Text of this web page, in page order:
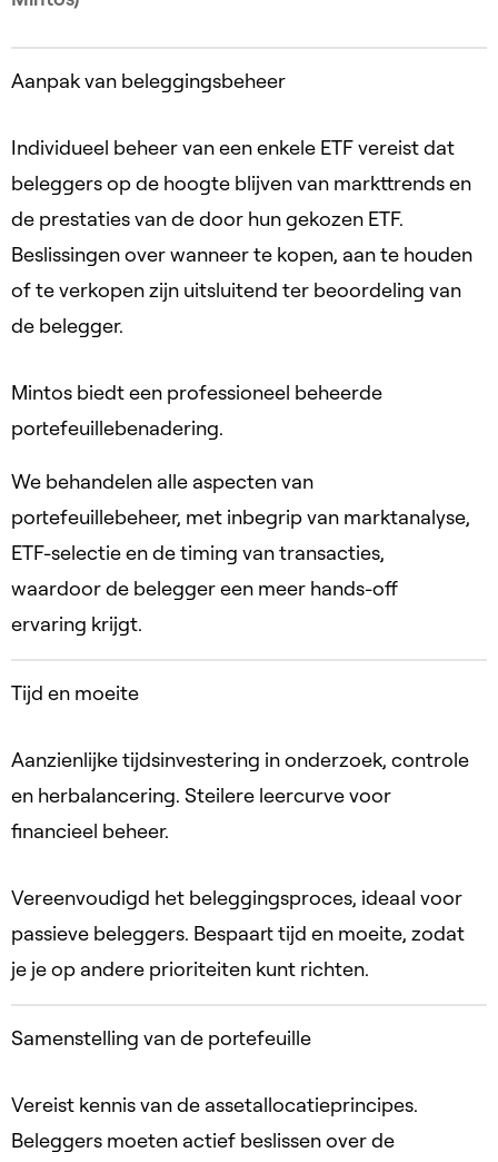
Aanpak van beleggingsbeheer
Individueel beheer van een enkele ETF vereist dat
beleggers op de hoogte blijven van markttrends en
de prestaties van de door hun gekozen ETF.
Beslissingen over wanneer te kopen, aan te houden
of te verkopen zijn uitsluitend ter beoordeling van
de belegger.
Mintos biedt een professioneel beheerde
portefeuillebenadering.
We behandelen alle aspecten van
portefeuillebeheer, met inbegrip van marktanalyse,
ETF-selectie en de timing van transacties,
waardoor de belegger een meer hands-off
ervaring krijgt.
Tijd en moeite
Aanzienlijke tijdsinvestering in onderzoek, controle
en herbalancering. Steilere leercurve voor
financieel beheer.
Vereenvoudigd het beleggingsproces, ideaal voor
passieve beleggers. Bespaart tijd en moeite, zodat
je je op andere prioriteiten kunt richten.
Samenstelling van de portefeuille
Vereist kennis van de assetallocatieprincipes.
Beleggers moeten actief beslissen over de